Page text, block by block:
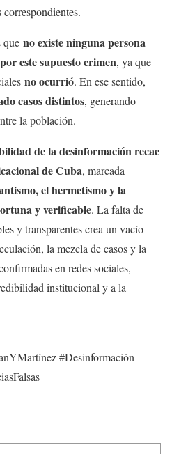
que no existe ninguna persona
este supuesto crimen, ya que
no ocurrió. En ese sentido,
casos distintos, generando
la población.
de la desinformación recae
de Cuba, marcada
el hermetismo y la
y verificable. La falta de
y transparentes crea un vacío
la mezcla de casos y la
en redes sociales,
institucional y a la
#Desinformación